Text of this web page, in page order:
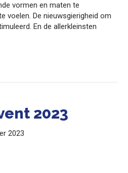
vormen en maten te
voelen. De nieuwsgierigheid om
En de allerkleinsten
2023
2023